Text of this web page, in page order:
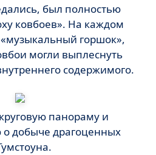
был полностью
ковбоев». На каждом
горшок»,
могли выплеснуть
содержимого.
панораму и
добыче драгоценных